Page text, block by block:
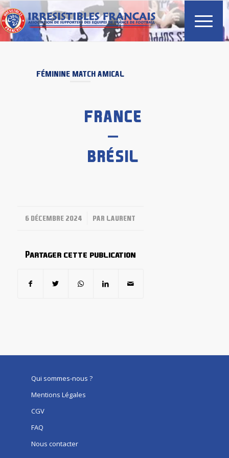
FÉMININE MATCH AMICAL
FRANCE
–
BRÉSIL
6 DÉCEMBRE 2024
/ PAR LAURENT
Partager cette publication
Qui sommes-nous ?
Mentions Légales
CGV
FAQ
Nous contacter